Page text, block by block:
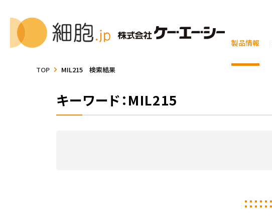
製品情報
TOP MIL215 検索結果
キーワード：MIL215